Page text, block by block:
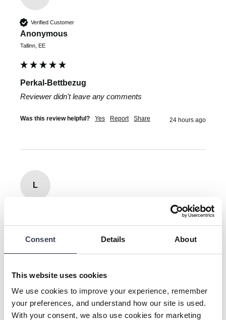
Consent Details About
This website uses cookies
We use cookies to improve your experience, remember
your preferences, and understand how our site is used.
With your consent, we also use cookies for marketing
Verified Customer
Anonymous
Tallinn, EE
Perkal-Bettbezug
Reviewer didn't leave any comments
Was this review helpful? Yes Report Share 24 hours ago
L
komplektus. Perkelis mums tikras atradimas! Ta čežanti
antrą perkelio paklodę su guma. Puiki kokybė ir tikrai dar
sugrįšime ❤️